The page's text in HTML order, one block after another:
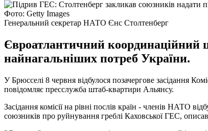
Фото: Getty Images
Генеральний секретар НАТО Єнс Столтенберг
Євроатлантичний координаційний
найнагальніших потреб України.
У Брюсселі 8 червня відбулося позачергове засідання
повідомляє пресслужба штаб-квартири Альянсу.
Засідання комісії на рівні послів країн - членів НАТО
союзників про руйнування греблі Каховської ГЕС,